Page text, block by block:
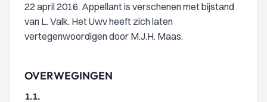
22 april 2016. Appellant is verschenen met bijstand
van L. Valk. Het Uwv heeft zich laten
vertegenwoordigen door M.J.H. Maas.
OVERWEGINGEN
1.1.